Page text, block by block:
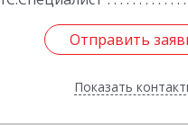
Отправить
Показать
Отправить
Назад